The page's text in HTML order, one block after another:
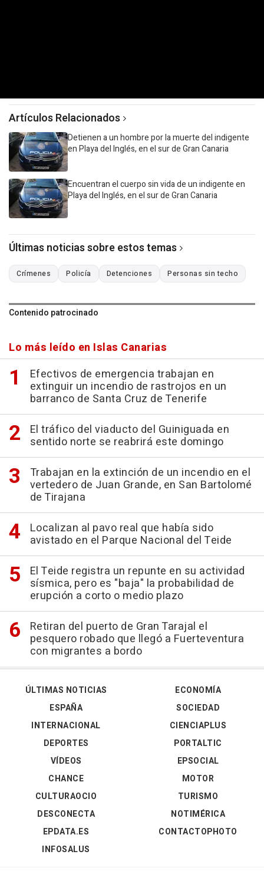
Artículos Relacionados
Detienen a un hombre por la muerte del indigente
en Playa del Inglés, en el sur de Gran Canaria
Encuentran el cuerpo sin vida de un indigente en
Playa del Inglés, en el sur de Gran Canaria
Últimas noticias sobre estos temas
Crímenes Policía Detenciones Personas sin techo
Contenido patrocinado
Lo más leído en Islas Canarias
Efectivos de emergencia trabajan en
extinguir un incendio de rastrojos en un
barranco de Santa Cruz de Tenerife
El tráfico del viaducto del Guiniguada en
sentido norte se reabrirá este domingo
Trabajan en la extinción de un incendio en el
vertedero de Juan Grande, en San Bartolomé
de Tirajana
Localizan al pavo real que había sido
avistado en el Parque Nacional del Teide
El Teide registra un repunte en su actividad
sísmica, pero es "baja" la probabilidad de
erupción a corto o medio plazo
Retiran del puerto de Gran Tarajal el
pesquero robado que llegó a Fuerteventura
con migrantes a bordo
ÚLTIMAS NOTICIAS
ESPAÑA
INTERNACIONAL
DEPORTES
VÍDEOS
ECONOMÍA
SOCIEDAD
CIENCIAPLUS
PORTALTIC
EPSOCIAL
CHANCE
CULTURAOCIO
DESCONECTA
EPDATA.ES
INFOSALUS
MOTOR
TURISMO
NOTIMÉRICA
CONTACTOPHOTO